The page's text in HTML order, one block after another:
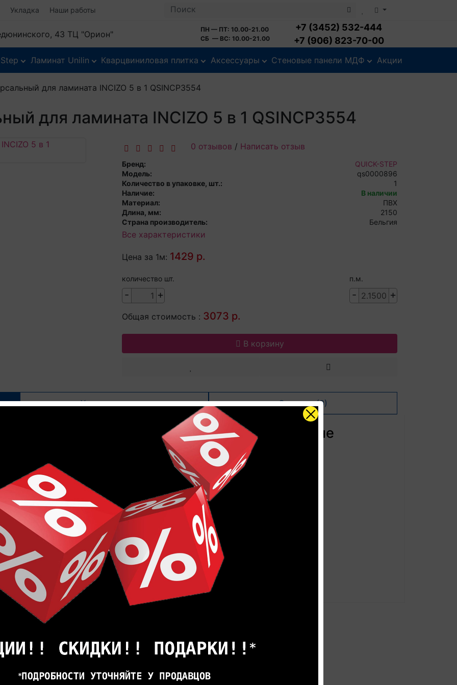
Укладка Наши работы
43 ТЦ "Орион"
ПН — ПТ: 10.00-21.00
СБ — ВС: 10.00-21.00
+7 (3452) 532-444
+7 (906) 823-70-00
Ламинат Unilin Кварцвиниловая плитка Аксессуары Стеновые панели МДФ Акции
для ламината INCIZO 5 в 1 QSINCP3554
для ламината INCIZO 5 в 1 QSINCP3554
0 отзывов / Написать отзыв
Бренд:
QUICK-STEP
Модель:
qs0000896
Количество в упаковке, шт.:
1
Наличие:
В наличии
Материал:
ПВХ
Длина, мм:
2150
Страна производитель:
Бельгия
Все характеристики
Цена за 1м: 1429 р.
количество шт.
- +
п.м.
- +
Общая стоимость : 3073 р.
В корзину
Характеристики Отзывов (0)
ламината INCIZO 5 в 1 QSINCP3554 по цене
+ 1 нож
гвозди и направляющие
в бытовом секторе
на металлической основе
сертификат E1